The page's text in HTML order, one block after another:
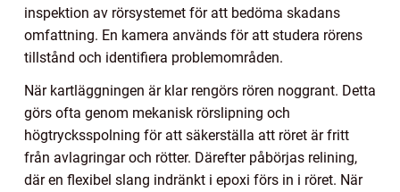
inspektion av rörsystemet för att bedöma skadans
omfattning. En kamera används för att studera rörens
tillstånd och identifiera problemområden.
När kartläggningen är klar rengörs rören noggrant. Detta
görs ofta genom mekanisk rörslipning och
högtrycksspolning för att säkerställa att röret är fritt
från avlagringar och rötter. Därefter påbörjas relining,
där en flexibel slang indränkt i epoxi förs in i röret. När